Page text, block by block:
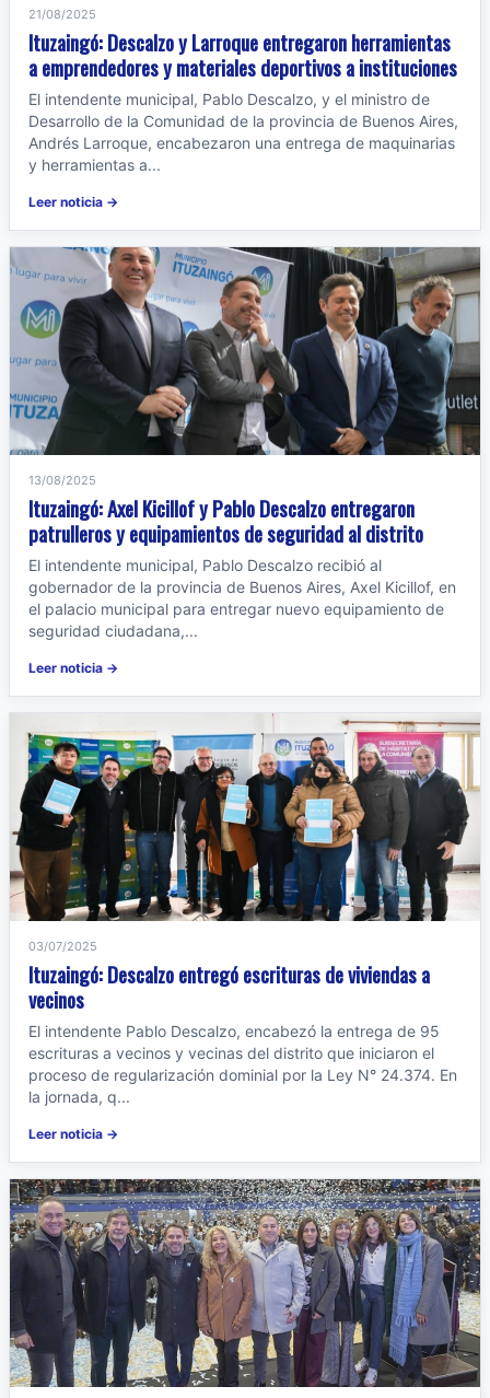
21/08/2025
Ituzaingó: Descalzo y Larroque entregaron herramientas
a emprendedores y materiales deportivos a instituciones
El intendente municipal, Pablo Descalzo, y el ministro de
Desarrollo de la Comunidad de la provincia de Buenos Aires,
Andrés Larroque, encabezaron una entrega de maquinarias
y herramientas a...
Leer noticia →
13/08/2025
Ituzaingó: Axel Kicillof y Pablo Descalzo entregaron
patrulleros y equipamientos de seguridad al distrito
El intendente municipal, Pablo Descalzo recibió al
gobernador de la provincia de Buenos Aires, Axel Kicillof, en
el palacio municipal para entregar nuevo equipamiento de
seguridad ciudadana,...
Leer noticia →
03/07/2025
Ituzaingó: Descalzo entregó escrituras de viviendas a
vecinos
El intendente Pablo Descalzo, encabezó la entrega de 95
escrituras a vecinos y vecinas del distrito que iniciaron el
proceso de regularización dominial por la Ley N° 24.374. En
la jornada, q...
Leer noticia →